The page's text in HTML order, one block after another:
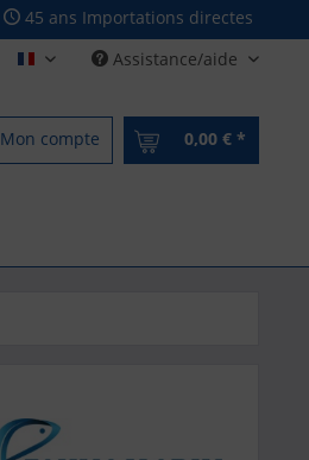
45 ans Importations directes
Französisch - French
Assistance/aide
Mon compte 0,00 € *